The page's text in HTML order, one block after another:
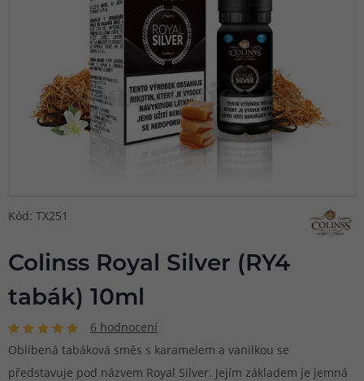
Kód: TX251
Colinss Royal Silver (RY4
tabák) 10ml
6 hodnocení
Oblíbená tabáková směs s karamelem a vanilkou se
představuje pod názvem Royal Silver. Jejím základem je jemná